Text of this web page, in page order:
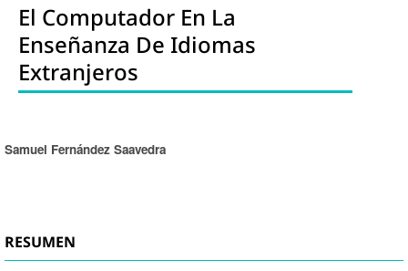
El Computador En La
Enseñanza De Idiomas
Extranjeros
Autores/as
Samuel Fernández Saavedra
RESUMEN